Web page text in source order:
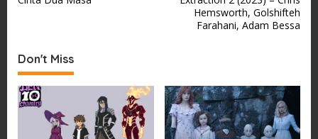
n
a
v
i
Hemsworth, Golshifteh
Farahani, Adam Bessa
Don't Miss